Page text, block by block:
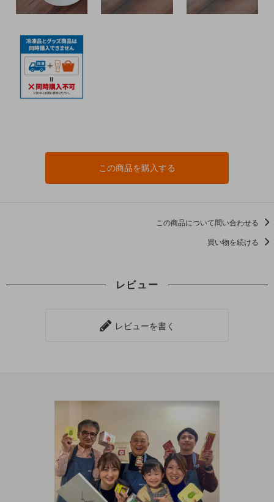
この商品を購入する
この商品について問い合わせる
買い物を続ける
レビュー
レビューを書く